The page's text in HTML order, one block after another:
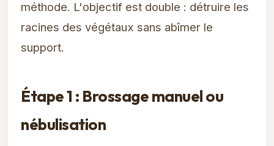
méthode. L'objectif est double : détruire les
racines des végétaux sans abîmer le
support.
Étape 1 : Brossage manuel ou
nébulisation